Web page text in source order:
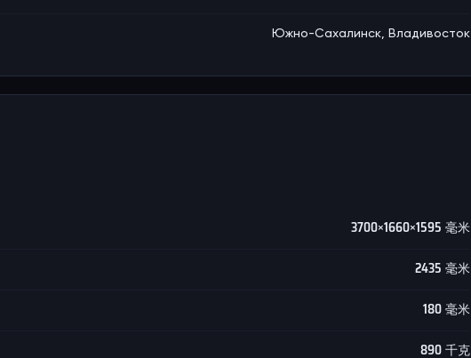
Южно-Сахалинск, Владивосток
3700×1660×1595 毫米
2435 毫米
180 毫米
890 千克